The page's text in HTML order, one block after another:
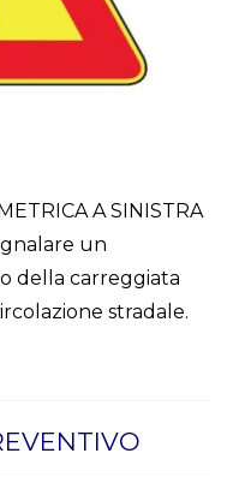
A SINISTRA
un
della carreggiata
stradale.